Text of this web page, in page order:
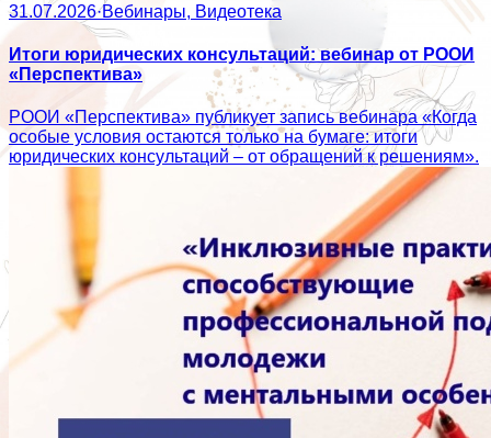
31.07.2026·Вебинары, Видеотека
Итоги юридических консультаций: вебинар от РООИ
«Перспектива»
РООИ «Перспектива» публикует запись вебинара «Когда
особые условия остаются только на бумаге: итоги
юридических консультаций – от обращений к решениям».